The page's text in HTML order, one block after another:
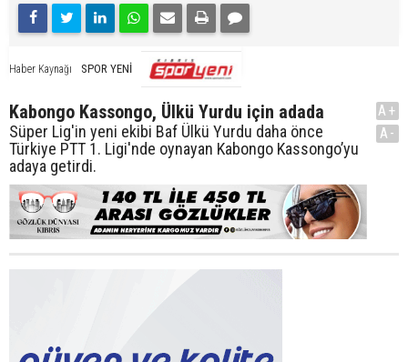
Haber Kaynağı SPOR YENİ
Kabongo Kassongo, Ülkü Yurdu için adada
Süper Lig'in yeni ekibi Baf Ülkü Yurdu daha önce
Türkiye PTT 1. Ligi'nde oynayan Kabongo Kassongo’yu
adaya getirdi.
A+
A-